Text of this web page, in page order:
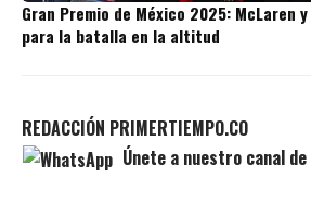
Gran Premio de México 2025: McLaren
para la batalla en la altitud
REDACCIÓN PRIMERTIEMPO.CO
Únete a nuestro canal